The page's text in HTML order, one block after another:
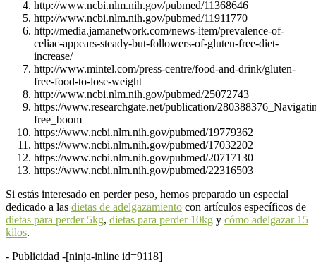
http://www.ncbi.nlm.nih.gov/pubmed/11368646
http://www.ncbi.nlm.nih.gov/pubmed/11911770
http://media.jamanetwork.com/news-item/prevalence-of-
celiac-appears-steady-but-followers-of-gluten-free-diet-
increase/
http://www.mintel.com/press-centre/food-and-drink/gluten-
free-food-to-lose-weight
http://www.ncbi.nlm.nih.gov/pubmed/25072743
https://www.researchgate.net/publication/
free_boom
https://www.ncbi.nlm.nih.gov/pubmed/19779362
https://www.ncbi.nlm.nih.gov/pubmed/17032202
https://www.ncbi.nlm.nih.gov/pubmed/20717130
https://www.ncbi.nlm.nih.gov/pubmed/22316503
Si estás interesado en perder peso, hemos preparado un especial
dedicado a las dietas de adelgazamiento con artículos específicos de
dietas para perder 5kg, dietas para perder 10kg y cómo adelgazar 15
kilos.
- Publicidad -[ninja-inline id=9118]